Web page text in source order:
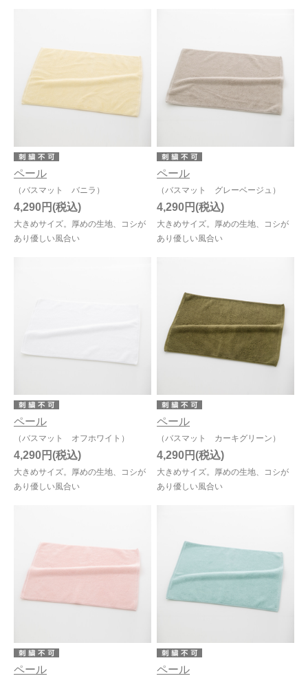
ペール
（バスマット バニラ）
大きめサイズ。厚めの生地、コシが
あり優しい風合い
4,290円
ペール
（バスマット グレーベージュ）
大きめサイズ。厚めの生地、コシが
あり優しい風合い
4,290円
ペール
（バスマット オフホワイト）
大きめサイズ。厚めの生地、コシが
あり優しい風合い
4,290円
ペール
（バスマット カーキグリーン）
大きめサイズ。厚めの生地、コシが
あり優しい風合い
4,290円
ペール ペール